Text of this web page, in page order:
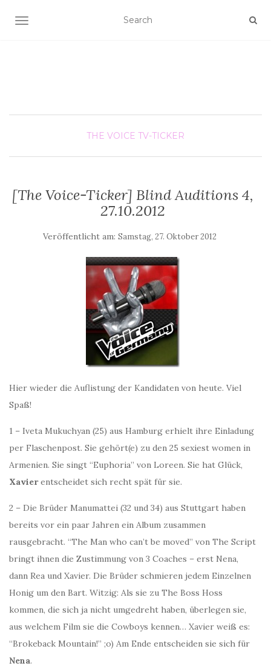
SCHALTE NAVIGATION
THE VOICE TV-TICKER
[The Voice-Ticker] Blind Auditions 4,
27.10.2012
Veröffentlicht am: Samstag, 27. Oktober 2012
Hier wieder die Auflistung der Kandidaten von heute. Viel
Spaß!
1 – Iveta Mukuchyan (25) aus Hamburg erhielt ihre Einladung
per Flaschenpost. Sie gehört(e) zu den 25 sexiest women in
Armenien. Sie singt “Euphoria” von Loreen. Sie hat Glück,
Xavierentscheidet sich recht spät für sie.
2 – Die Brüder Manumattei (32 und 34) aus Stuttgart haben
bereits vor ein paar Jahren ein Album zusammen
rausgebracht. “The Man who can’t be moved” von The Script
bringt ihnen die Zustimmung von 3 Coaches – erst Nena,
dann Rea und Xavier. Die Brüder schmieren jedem Einzelnen
Honig um den Bart. Witzig: Als sie zu The Boss Hoss
kommen, die sich ja nicht umgedreht haben, überlegen sie,
aus welchem Film sie die Cowboys kennen… Xavier weiß es:
“Brokeback Mountain!” ;o) Am Ende entscheiden sie sich für
Nena.